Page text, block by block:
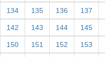
134 135 136 137
142 143 144 145
150 151 152 153